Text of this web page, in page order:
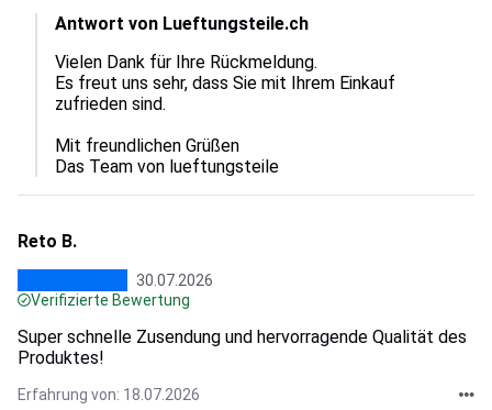
Antwort von Lueftungsteile.ch
Vielen Dank für Ihre Rückmeldung.
Es freut uns sehr, dass Sie mit Ihrem Einkauf
zufrieden sind.
Mit freundlichen Grüßen
Das Team von lueftungsteile
Reto B.
30.07.2026
Verifizierte Bewertung
Super schnelle Zusendung und hervorragende Qualität des
Produktes!
Erfahrung von: 18.07.2026